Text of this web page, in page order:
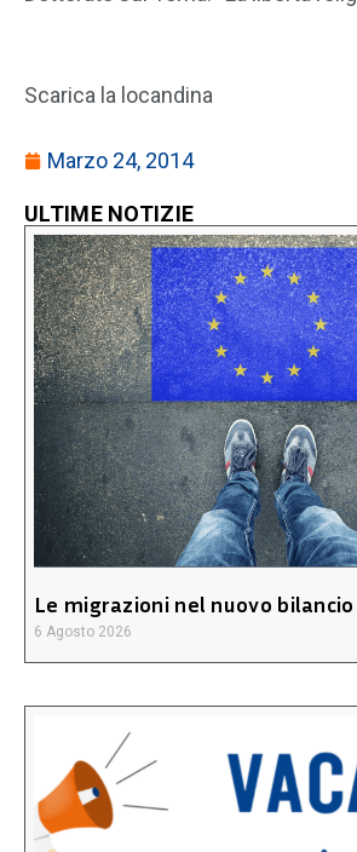
Scarica la locandina
Marzo 24, 2014
ULTIME NOTIZIE
Le migrazioni nel nuovo
6 Agosto 2026